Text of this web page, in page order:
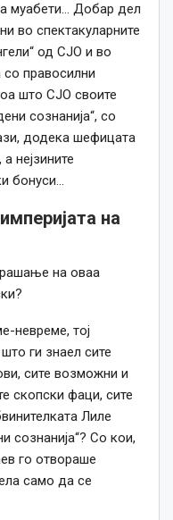
муабети… Добар дел
во спектакуларните
од СЈО и во
со правосилни
што СЈО своите
сознанија“, со
додека шефицата
нејзините
бонуси…
на
на оваа
невреме, тој
ги знаел сите
сите возможни и
скопски фаци, сите
Лиле
сознанија“? Со кои,
го отвораше
само да се